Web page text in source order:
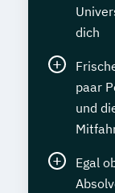
dich
paar
und
Egal